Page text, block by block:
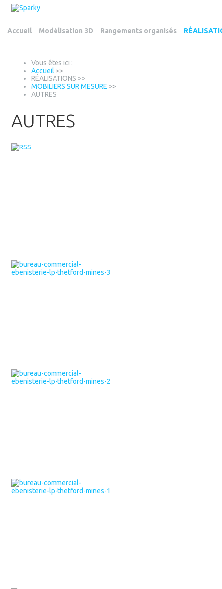
Accueil Modélisation 3D Rangements organisés
Vous êtes ici :
Accueil >>
RÉALISATIONS >>
MOBILIERS SUR MESURE >>
AUTRES
AUTRES